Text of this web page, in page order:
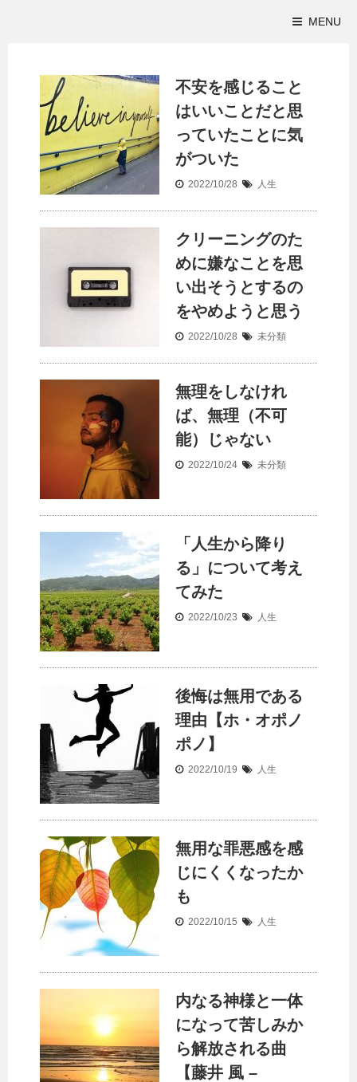
MENU
不安を感じること
はいいことだと思
っていたことに気
がついた
2022/10/28 人生
クリーニングのた
めに嫌なことを思
い出そうとするの
をやめようと思う
2022/10/28 未分類
無理をしなけれ
ば、無理（不可
能）じゃない
2022/10/24 未分類
「人生から降り
る」について考え
てみた
2022/10/23 人生
後悔は無用である
理由【ホ・オポノ
ポノ】
2022/10/19 人生
無用な罪悪感を感
じにくくなったか
も
2022/10/15 人生
内なる神様と一体
になって苦しみか
ら解放される曲
【藤井 風 –